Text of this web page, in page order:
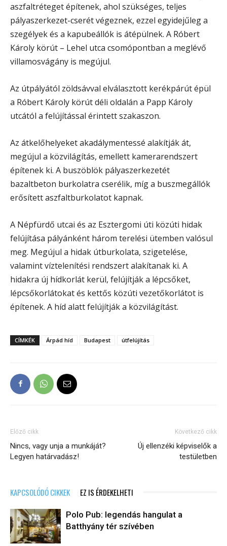
aszfaltréteget építenek, ahol szükséges, teljes
pályaszerkezet-cserét végeznek, ezzel egyidejűleg a
szegélyek és a kapubeállók is átépülnek. A Róbert
Károly körút – Lehel utca csomópontban a meglévő
villamosvágány is megújul.
Az útpályától zöldsávval elválasztott kerékpárút épül
a Róbert Károly körút déli oldalán a Papp Károly
utcától a felújítással érintett szakaszon.
Az átkelőhelyeket akadálymentessé alakítják át,
megújul a közvilágítás, emellett kamerarendszert
építenek ki. A buszöblök pályaszerkezetét
bazaltbeton burkolatra cserélik, míg a buszmegállók
erősített aszfaltburkolatot kapnak.
A Népfürdő utcai és az Esztergomi úti közúti hidak
felújítása pályánként három terelési ütemben valósul
meg. Megújul a hidak útburkolata, szigetelése,
valamint víztelenítési rendszert alakítanak ki. A
hidakra új hídkorlát kerül, felújítják a lépcsőket,
lépcsőkorlátokat és kettős közúti vezetőkorlátot is
építenek. A híd alatt felújítják a közvilágítást.
CÍMKÉK Árpád híd Budapest útfelújítás
Előző cikk
Nincs, vagy unja a munkáját?
Legyen határvadász!
Következő cikk
Új ellenzéki képviselők a
testületben
KAPCSOLÓDÓ CIKKEK EZ IS ÉRDEKELHETI
Polo Pub: legendás hangulat a
Batthyány tér szívében